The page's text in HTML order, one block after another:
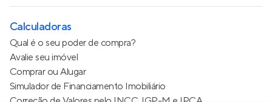
Calculadoras
Qual é o seu poder de compra?
Avalie seu imóvel
Comprar ou Alugar
Simulador de Financiamento Imobiliário